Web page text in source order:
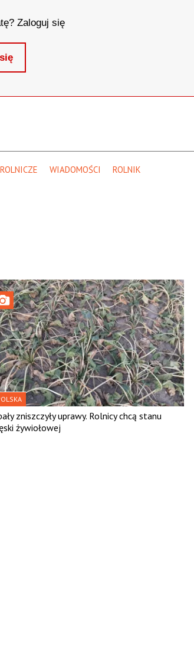
Zaloguj się
WIADOMOŚCI
ROLNIK
zniszczyły uprawy. Rolnicy chcą stanu
żywiołowej